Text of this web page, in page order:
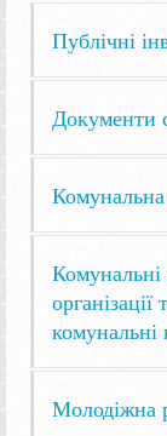
Публічні
Документи
Комунальна
комунальні
Молодіжна